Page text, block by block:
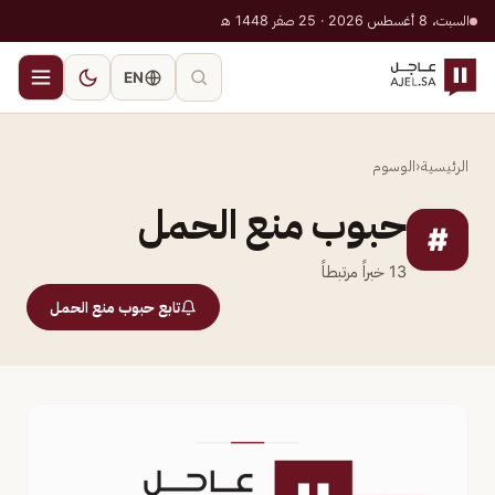
السبت، 8 أغسطس 2026 · 25 صفر 1448 هـ
EN
الرئيسية‹الوسوم
# حبوب منع الحمل
13 خبراً مرتبطاً
تابع حبوب منع الحمل